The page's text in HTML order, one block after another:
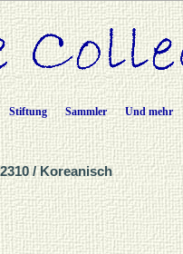
Stiftung Sammler Und mehr
/ Koreanisch